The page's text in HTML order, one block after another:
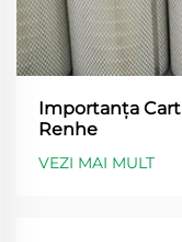
Importanța
Renhe
VEZI MAI MULT